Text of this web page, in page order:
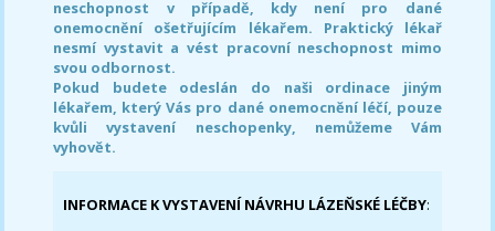
neschopnost v případě, kdy není pro dané
onemocnění ošetřujícím lékařem. Praktický lékař
nesmí vystavit a vést pracovní neschopnost mimo
svou odbornost.
Pokud budete odeslán do naši ordinace jiným
lékařem, který Vás pro dané onemocnění léčí, pouze
kvůli vystavení neschopenky, nemůžeme Vám
vyhovět.
INFORMACE K VYSTAVENÍ NÁVRHU LÁZEŇSKÉ LÉČBY: